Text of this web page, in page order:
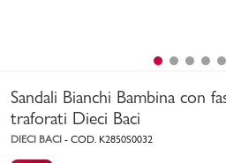
Sandali Bianchi Bambina con
traforati Dieci Baci
DIECI BACI - COD. K2850S0032